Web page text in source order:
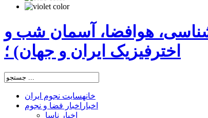
هوافضا، آسمان شب و
اخترفیزیک ایران و جهان) ؛
خانهسایت نجوم ایران
اخبار اخبار فضا و نجوم
اخبار ناسا